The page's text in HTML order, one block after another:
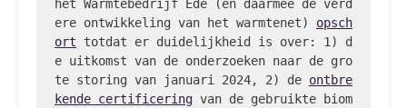
het Warmtebedrijf Ede (en daarmee de verd
ere ontwikkeling van het warmtenet) opsch
ort totdat er duidelijkheid is over: 1) d
e uitkomst van de onderzoeken naar de gro
te storing van januari 2024, 2) de ontbre
kende certificering van de gebruikte biom